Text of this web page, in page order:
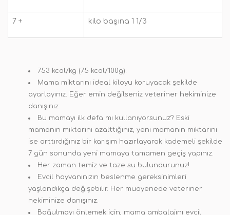
7 + kilo başına 1 1/3
753 kcal/kg (75 kcal/100g).
Mama miktarını ideal kiloyu koruyacak şekilde
ayarlayınız. Eğer emin değilseniz veteriner hekiminize
danışınız.
Bu mamayı ilk defa mı kullanıyorsunuz? Eski
mamanın miktarını azalttığınız, yeni mamanın miktarını
ise arttırdığınız bir karışım hazırlayarak kademeli şekilde
7 gün sonunda yeni mamaya tamamen geçiş yapınız.
Her zaman temiz ve taze su bulundurunuz!
Evcil hayvanınızın beslenme gereksinimleri
yaşlandıkça değişebilir. Her muayenede veteriner
hekiminize danışınız.
Boğulmayı önlemek için, mama ambalajını evcil